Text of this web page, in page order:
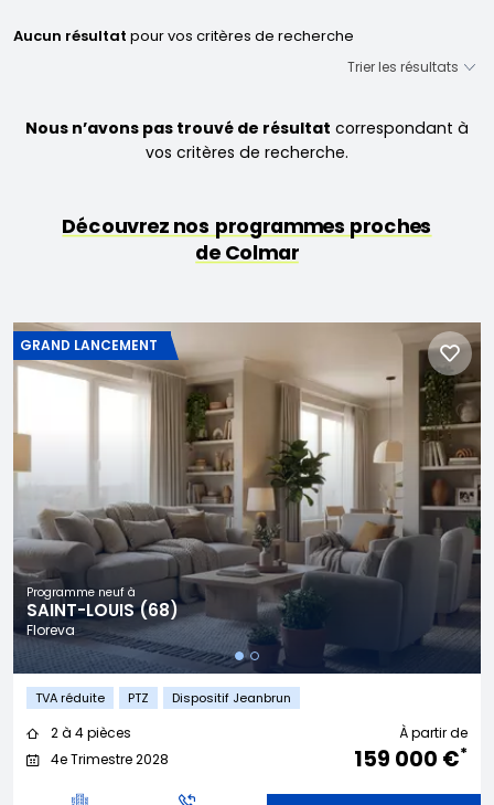
Aucun résultat pour vos critères de recherche
Nous n’avons pas trouvé de résultat correspondant à
vos critères de recherche.
Découvrez nos programmes proches
de Colmar
Programme neuf à
SAINT-LOUIS (68)
Floreva
GRAND LANCEMENT
TVA réduite PTZ Dispositif Jeanbrun
2 à 4 pièces
4e Trimestre 2028
À partir de
159 000 €*